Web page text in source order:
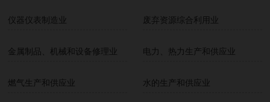
仪器仪表制造业 废弃资源综合利用业
金属制品、机械和设备修理业 电力、热力生产和供应业
燃气生产和供应业 水的生产和供应业